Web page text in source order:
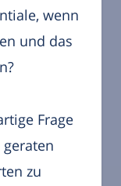
wenn
und das
Frage
zu